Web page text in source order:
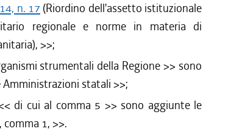
n. 17 (Riordino dell'assetto istituzionale
regionale e norme in materia di
>>;
strumentali della Regione >> sono
Amministrazioni statali >>;
di cui al comma 5 >> sono aggiunte le
comma 1, >>.